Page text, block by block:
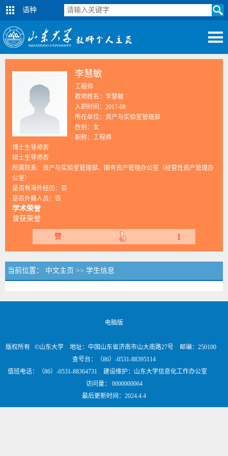
语种
李慧敏
工程师
教师姓名：李慧敏
入职时间：2017-08
所在单位：资产与实验室管理部
性别：女
职称：工程师
博士生导师否
硕士生导师否
所属院系：资产与实验室管理部、国有资产管理办公室（经营性资产管理办
公室）
是否有海外经历：否
是否外籍人员：否
学术荣誉
曾获荣誉
赞 1
当前位置： 中文主页 >> 学生信息
电脑版
版权所有 ©山东大学 地址：中国山东省济南市山大南路27号 邮编：250100
查号台：（86）-0531-88395114
值班电话：（86）-0531-88364731 建设维护：山东大学信息化工作办公室
访问量： 0000000064
最后更新时间： 2024.4.4